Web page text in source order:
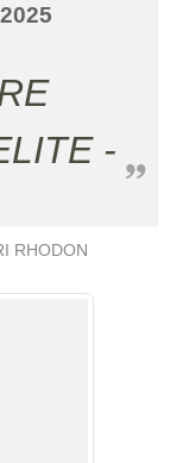
2025
-
RHODON